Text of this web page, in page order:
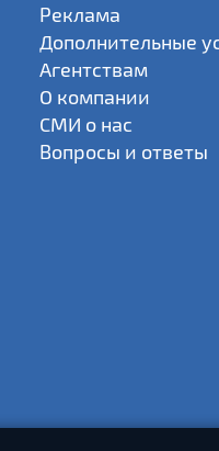
Реклама
Дополнительные
Агентствам
О компании
СМИ о нас
Вопросы и ответы